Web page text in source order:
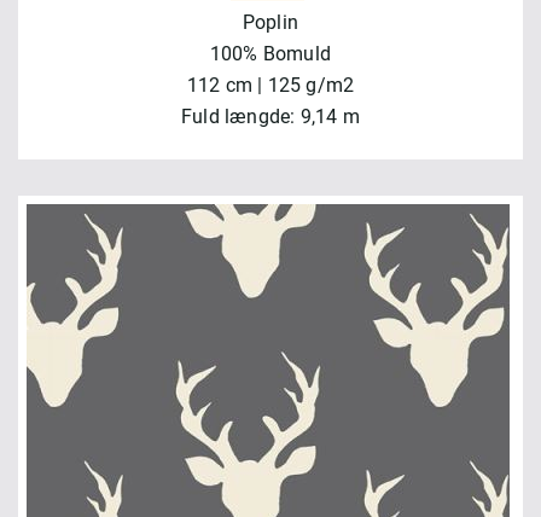
Poplin
100% Bomuld
112 cm | 125 g/m2
Fuld længde: 9,14 m